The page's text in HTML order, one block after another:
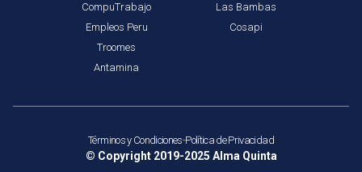
CompuTrabajo
Empleos Peru
Troomes
Antamina
Las Bambas
Cosapi
Términos y Condiciones-Política de Privacidad
© Copyright 2019-2025 Alma Quinta